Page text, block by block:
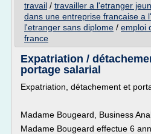
travail / travailler a l'etranger
dans une entreprise francaise a
l'etranger sans diplome / emploi
france
Expatriation /
portage salarial
Expatriation, détachement et
Madame Bougeard, Business
Madame Bougeard effectue 6